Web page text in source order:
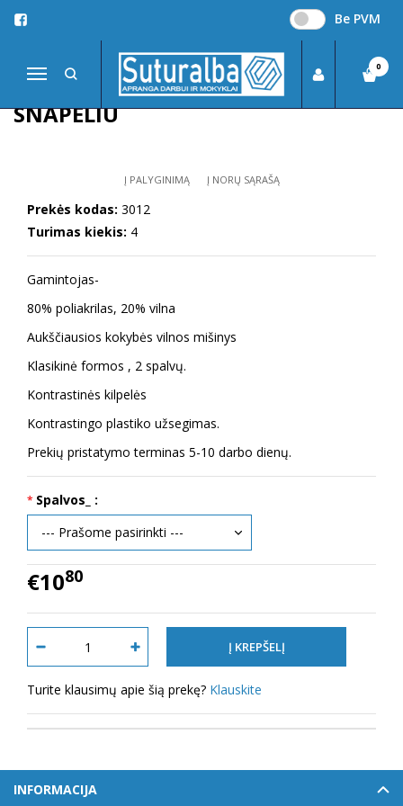
Be PVM
Navigacija
0
Pagrindinis
Kepurėlė dviejų spalvų su snapeliu
KEPURĖLĖ DVIEJŲ SPALVŲ SU
SNAPELIU
Į PALYGINIMĄ Į NORŲ SĄRAŠĄ
Prekės kodas: 3012
Turimas kiekis: 4
Gamintojas-
80% poliakrilas, 20% vilna
Aukščiausios kokybės vilnos mišinys
Klasikinė formos , 2 spalvų.
Kontrastinės kilpelės
Kontrastingo plastiko užsegimas.
Prekių pristatymo terminas 5-10 darbo dienų.
Spalvos_ :
€1080
Turite klausimų apie šią prekę? Klauskite
INFORMACIJA